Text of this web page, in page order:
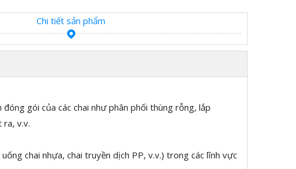
Chi tiết sản phẩm
gói của các chai như phân phối thùng rỗng, lắp
v.v.
chai nhựa, chai truyền dịch PP, v.v.) trong các lĩnh vực